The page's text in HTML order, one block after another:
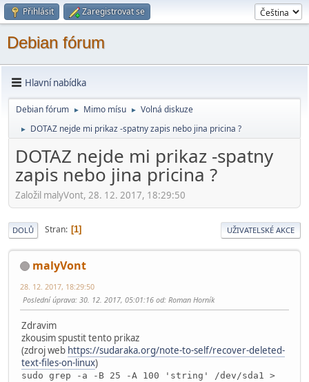
Přihlásit Zaregistrovat se
Debian fórum
Hlavní nabídka
Debian fórum ► Mimo mí­su ► Volná diskuze
► DOTAZ nejde mi prikaz -spatny zapis nebo jina pricina ?
DOTAZ nejde mi prikaz -spatny
zapis nebo jina pricina ?
Založil malyVont, 28. 12. 2017, 18:29:50
DOLŮ Stran 1 UŽIVATELSKÉ AKCE
malyVont
28. 12. 2017, 18:29:50
Poslední úprava: 30. 12. 2017, 05:01:16 od: Roman Horník
Zdravim
zkousim spustit tento prikaz
(zdroj web https://sudaraka.org/note-to-self/recover-deleted-
text-files-on-linux)
sudo grep -a -B 25 -A 100 'string' /dev/sda1 >